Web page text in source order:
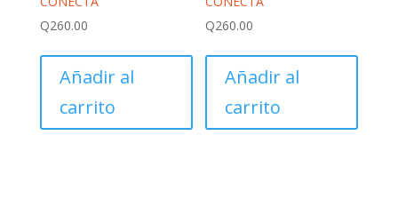
Q260.00
Añadir al
carrito
Q260.00
Añadir al
carrito